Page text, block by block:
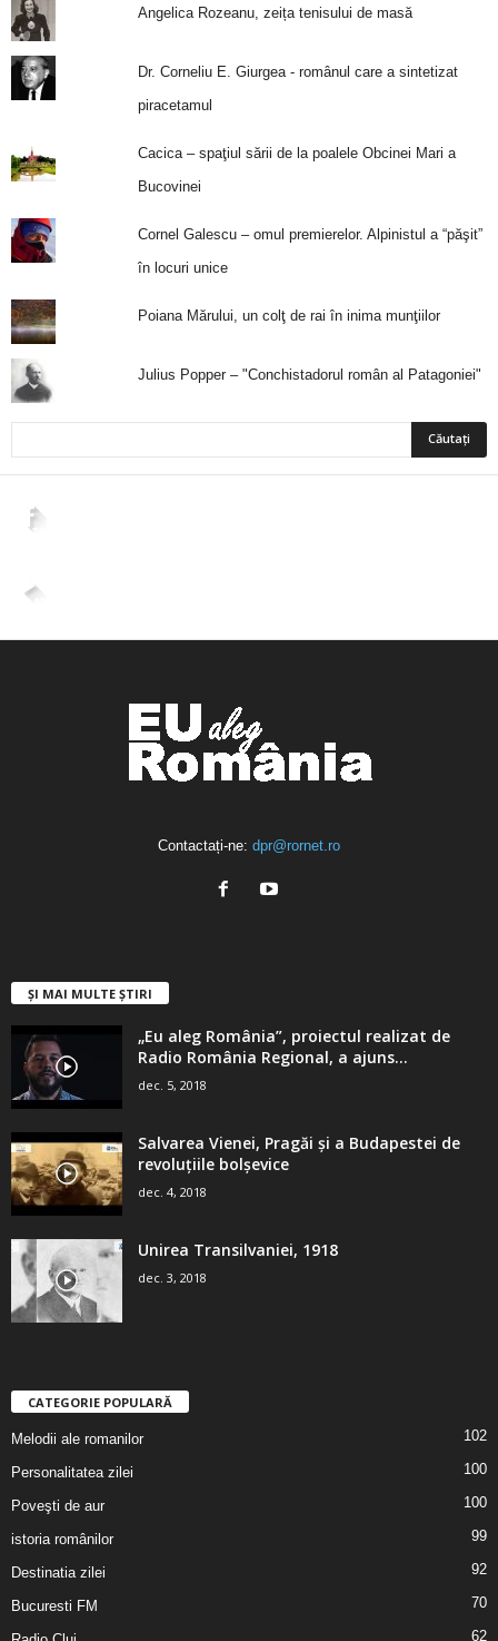
Angelica Rozeanu, zeița tenisului de masă
Dr. Corneliu E. Giurgea - românul care a sintetizat
piracetamul
Cacica – spaţiul sării de la poalele Obcinei Mari a
Bucovinei
Cornel Galescu – omul premierelor. Alpinistul a “păşit”
în locuri unice
Poiana Mărului, un colţ de rai în inima munţiilor
Julius Popper – "Conchistadorul român al Patagoniei"
2,265
4,400
Contactați-ne: dpr@rornet.ro
ȘI MAI MULTE ȘTIRI
„Eu aleg România”, proiectul realizat de
Radio România Regional, a ajuns...
dec. 5, 2018
Salvarea Vienei, Pragăi şi a Budapestei de
revoluţiile bolşevice
dec. 4, 2018
Unirea Transilvaniei, 1918
dec. 3, 2018
CATEGORIE POPULARĂ
Melodii ale romanilor 102
Personalitatea zilei 100
Poveşti de aur 100
istoria românilor 99
Destinatia zilei 92
Bucuresti FM 70
62